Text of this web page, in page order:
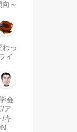
～
わっ
イ
会
/ア
/キ